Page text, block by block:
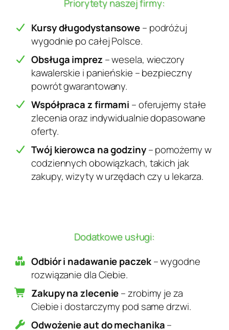
Priorytety naszej firmy:
Kursy długodystansowe– podróżuj
wygodnie po całej Polsce.
Obsługa imprez – wesela, wieczory
kawalerskie i panieńskie – bezpieczny
powrót gwarantowany.
Współpraca z firmami – oferujemy stałe
zlecenia oraz indywidualnie dopasowane
oferty.
Twój kierowca na godziny– pomożemy w
codziennych obowiązkach, takich jak
zakupy, wizyty w urzędach czy u lekarza.
Dodatkowe usługi:
Odbiór i nadawanie paczek– wygodne
rozwiązanie dla Ciebie.
Zakupy na zlecenie– zrobimy je za
Ciebie i dostarczymy pod same drzwi.
Odwożenie aut do mechanika–